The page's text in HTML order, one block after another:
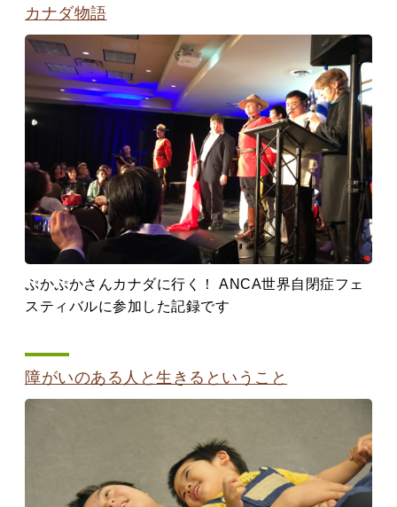
カナダ物語
ぷかぷかさんカナダに行く！ ANCA世界自閉症フェ
スティバルに参加した記録です
障がいのある人と生きるということ